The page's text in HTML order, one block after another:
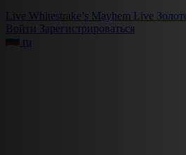
Live Whitestrake’s Mayhem Live
Войти Зарегистрироваться
ru